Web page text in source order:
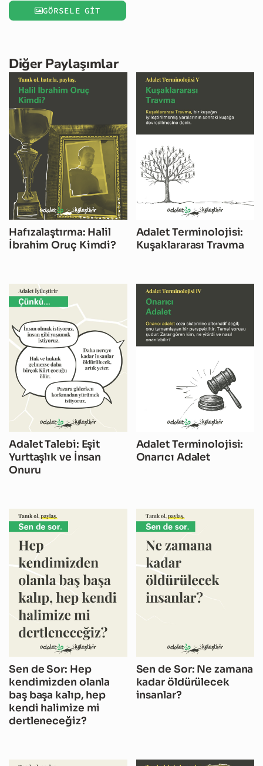
GÖRSELE GİT
Diğer Paylaşımlar
Hafızalaştırma: Halil
İbrahim Oruç Kimdi?
Adalet Terminolojisi:
Kuşaklararası Travma
Adalet Talebi: Eşit
Yurttaşlık ve İnsan
Onuru
Adalet Terminolojisi:
Onarıcı Adalet
Sen de Sor: Hep
kendimizden olanla
baş başa kalıp, hep
kendi halimize mi
dertleneceğiz?
Sen de Sor: Ne zamana
kadar öldürülecek
insanlar?